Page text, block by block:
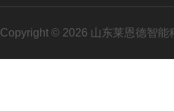
Copyright © 2026 山东莱恩德智能